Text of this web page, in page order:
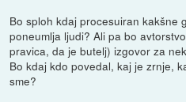
Bo sploh kdaj procesuiran kakšne
poneumlja ljudi? Ali pa bo
pravica, da je butelj) izgovor za
Bo kdaj kdo povedal, kaj je zrnje,
sme?